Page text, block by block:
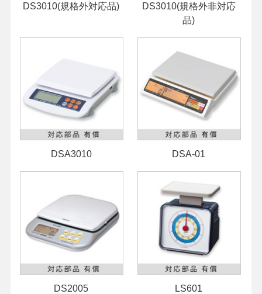
DS3010(規格外対応品)
DS3010(規格外非対応
品)
DSA3010 DSA-01
DS2005 LS601